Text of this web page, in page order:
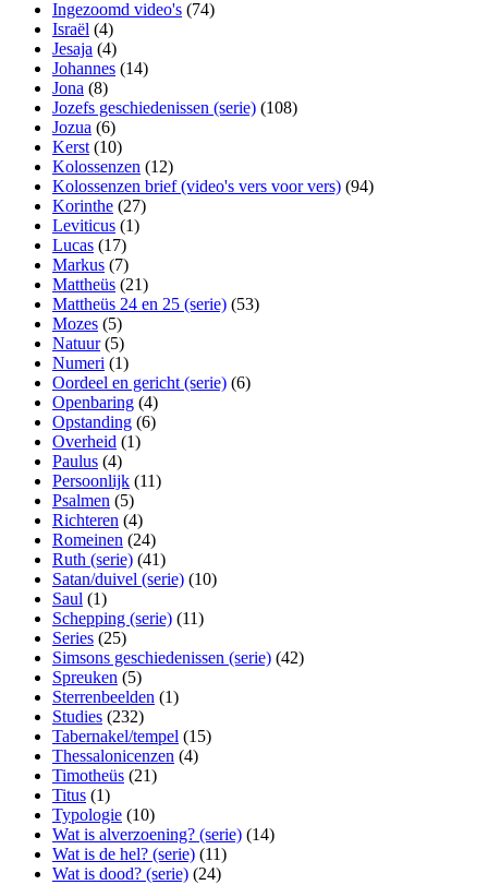
Ingezoomd video's (74)
Israël (4)
Jesaja (4)
Johannes (14)
Jona (8)
Jozefs geschiedenissen (serie) (108)
Jozua (6)
Kerst (10)
Kolossenzen (12)
Kolossenzen brief (video's vers voor vers) (94)
Korinthe (27)
Leviticus (1)
Lucas (17)
Markus (7)
Mattheüs (21)
Mattheüs 24 en 25 (serie) (53)
Mozes (5)
Natuur(5)
Numeri (1)
Oordeel en gericht (serie) (6)
Openbaring (4)
Opstanding (6)
Overheid (1)
Paulus (4)
Persoonlijk (11)
Psalmen (5)
Richteren (4)
Romeinen (24)
Ruth (serie) (41)
Satan/duivel (serie) (10)
Saul (1)
Schepping (serie) (11)
Series (25)
Simsons geschiedenissen (serie) (42)
Spreuken (5)
Sterrenbeelden (1)
Studies (232)
Tabernakel/tempel (15)
Thessalonicenzen (4)
Timotheüs (21)
Titus (1)
Typologie (10)
Wat is alverzoening? (serie) (14)
Wat is de hel? (serie) (11)
Wat is dood? (serie) (24)